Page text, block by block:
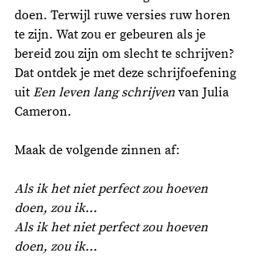
doen. Terwijl ruwe versies ruw horen
te zijn. Wat zou er gebeuren als je
bereid zou zijn om slecht te schrijven?
Dat ontdek je met deze schrijfoefening
uit Een leven lang schrijven van Julia
Cameron.
Maak de volgende zinnen af:
Als ik het niet perfect zou hoeven
doen, zou ik...
Als ik het niet perfect zou hoeven
doen, zou ik...